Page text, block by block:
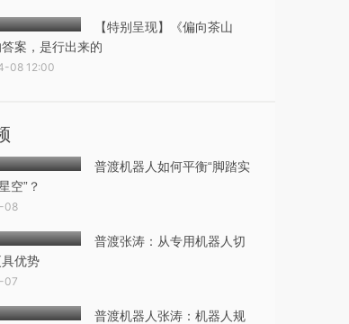
【特别呈现】《偏向茶山
案，是行出来的
08 12:00
普渡机器人如何平衡“脚踏实
空”？
08
普渡张涛：从专用机器人切
优势
07
普渡机器人张涛：机器人规